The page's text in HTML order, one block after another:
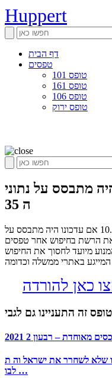
Huppert
דף הבית
טפסים
טופס 101
טופס 161
טופס 106
טופס ירוק
היה מתבסס על נתוני
ה 35
הינך בעמוד אשר מציג את מדד תא 10.6 אם עדכונו היה מתבסס על
את הרשת בחיפוש אחר טפסים
מיועד לחסוך את החיפוש
המייגע באתרי ממשלה וכדומה
כאן להורדה
זה התעניינו גם לגבי
מאוחדת – רבעון 2 2021
שלא לשחרר את ישראל וה ת
לבו …